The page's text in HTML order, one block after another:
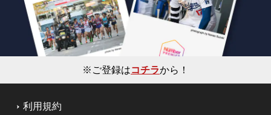
※ご登録はコチラから！
利用規約